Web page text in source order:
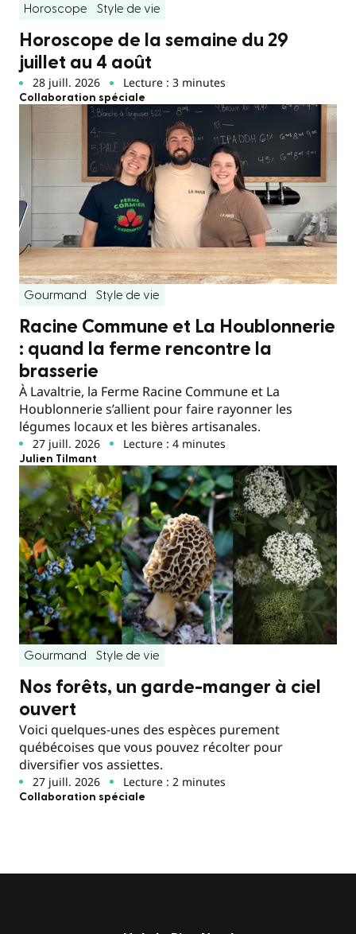
Horoscope Style de vie
Horoscope de la semaine du 29
juillet au 4 août
28 juill. 2026 Lecture : 3 minutes
Collaboration spéciale
Gourmand Style de vie
Racine Commune et La Houblonnerie
: quand la ferme rencontre la
brasserie
À Lavaltrie, la Ferme Racine Commune et La
Houblonnerie s’allient pour faire rayonner les
légumes locaux et les bières artisanales.
27 juill. 2026 Lecture : 4 minutes
Julien Tilmant
Gourmand Style de vie
Nos forêts, un garde-manger à ciel
ouvert
Voici quelques-unes des espèces purement
québécoises que vous pouvez récolter pour
diversifier vos assiettes.
27 juill. 2026 Lecture : 2 minutes
Collaboration spéciale